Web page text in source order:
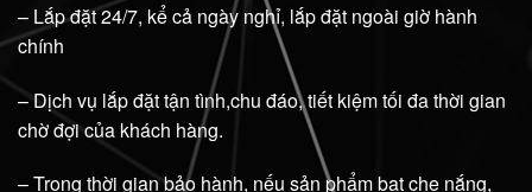
– Lắp đặt 24/7, kể cả ngày nghỉ, lắp đặt ngoài giờ hành
chính
– Dịch vụ lắp đặt tận tình,chu đáo, tiết kiệm tối đa thời gian
chờ đợi của khách hàng.
– Trong thời gian bảo hành, nếu sản phẩm bạt che nắng,